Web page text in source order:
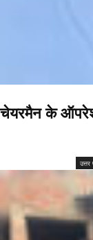
चेयरमैन के